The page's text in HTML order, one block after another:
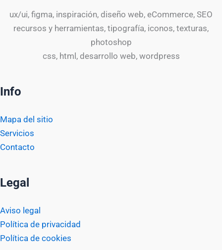
ux/ui, figma, inspiración, diseño web, eCommerce, SEO
recursos y herramientas, tipografía, iconos, texturas,
photoshop
css, html, desarrollo web, wordpress
Info
Mapa del sitio
Servicios
Contacto
Legal
Aviso legal
Política de privacidad
Política de cookies